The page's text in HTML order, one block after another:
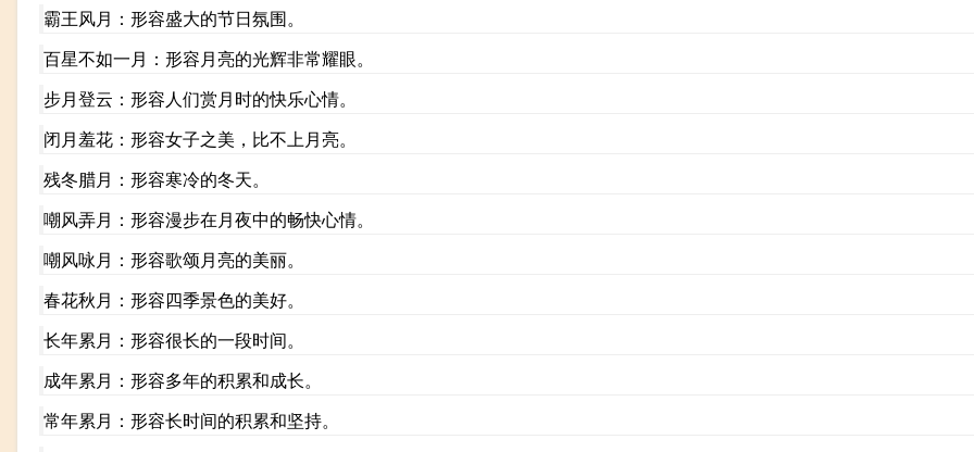
霸王风月：形容盛大的节日氛围。
百星不如一月：形容月亮的光辉非常耀眼。
步月登云：形容人们赏月时的快乐心情。
闭月羞花：形容女子之美，比不上月亮。
残冬腊月：形容寒冷的冬天。
嘲风弄月：形容漫步在月夜中的畅快心情。
嘲风咏月：形容歌颂月亮的美丽。
春花秋月：形容四季景色的美好。
长年累月：形容很长的一段时间。
成年累月：形容多年的积累和成长。
常年累月：形容长时间的积累和坚持。